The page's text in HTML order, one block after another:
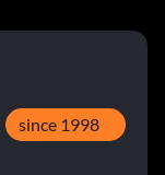
since 1998